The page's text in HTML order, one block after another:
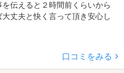
伝えると２時間前くらいから
丈夫と快く言って頂き安心し
口コミをみる